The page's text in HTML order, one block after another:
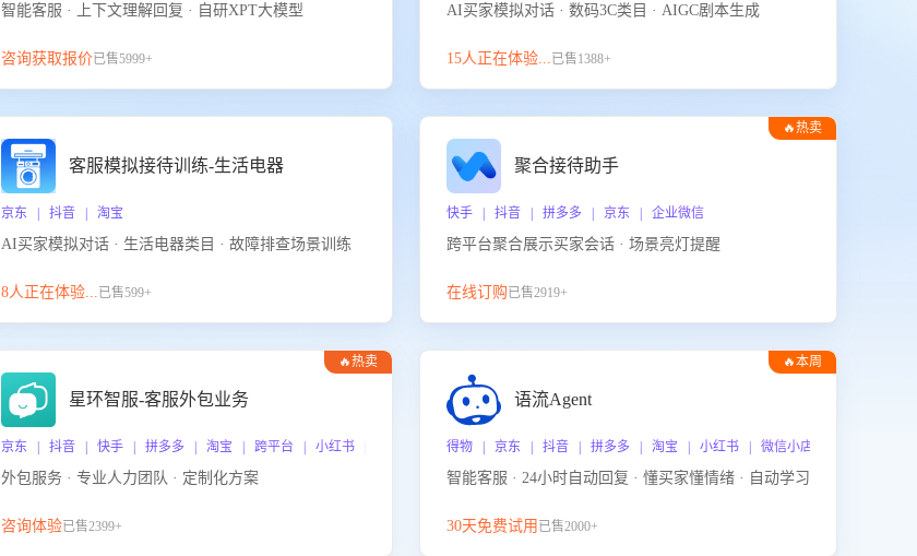
智能客服 · 上下文理解回复 · 自研XPT大模型
咨询获取报价已售5999+
AI买家模拟对话 · 数码3C类目 · AIGC剧本生成
15人正在体验...已售1388+
客服模拟接待训练-生活电器
京东 | 抖音 | 淘宝
AI买家模拟对话 · 生活电器类目 · 故障排查场景训练
8人正在体验...已售599+
🔥热卖
聚合接待助手
快手 | 抖音 | 拼多多 | 京东 | 企业微信
跨平台聚合展示买家会话 · 场景亮灯提醒
在线订购已售2919+
🔥热卖
星环智服-客服外包业务
京东 | 抖音 | 快手 | 拼多多 | 淘宝 | 跨平台 | 小红书 | 得物 | 企业微信
外包服务 · 专业人力团队 · 定制化方案
咨询体验已售2399+
🔥本周
语流Agent
得物 | 京东 | 抖音 | 拼多多 | 淘宝 | 小红书 | 微信小店 | 快手 | 唯品
智能客服 · 24小时自动回复 · 懂买家懂情绪 · 自动学习
30天免费试用 已售2000+